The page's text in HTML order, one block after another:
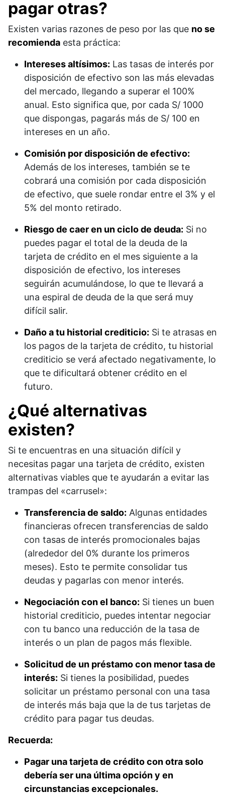
pagar otras?
Existen varias razones de peso por las que no se
recomienda esta práctica:
Intereses altísimos: Las tasas de interés por
disposición de efectivo son las más elevadas
del mercado, llegando a superar el 100%
anual. Esto significa que, por cada S/ 1000
que dispongas, pagarás más de S/ 100 en
intereses en un año.
Comisión por disposición de efectivo:
Además de los intereses, también se te
cobrará una comisión por cada disposición
de efectivo, que suele rondar entre el 3% y el
5% del monto retirado.
Riesgo de caer en un ciclo de deuda: Si no
puedes pagar el total de la deuda de la
tarjeta de crédito en el mes siguiente a la
disposición de efectivo, los intereses
seguirán acumulándose, lo que te llevará a
una espiral de deuda de la que será muy
difícil salir.
Daño a tu historial crediticio: Si te atrasas en
los pagos de la tarjeta de crédito, tu historial
crediticio se verá afectado negativamente, lo
que te dificultará obtener crédito en el
futuro.
¿Qué alternativas
existen?
Si te encuentras en una situación difícil y
necesitas pagar una tarjeta de crédito, existen
alternativas viables que te ayudarán a evitar las
trampas del «carrusel»:
Transferencia de saldo: Algunas entidades
financieras ofrecen transferencias de saldo
con tasas de interés promocionales bajas
(alrededor del 0% durante los primeros
meses). Esto te permite consolidar tus
deudas y pagarlas con menor interés.
Negociación con el banco: Si tienes un buen
historial crediticio, puedes intentar negociar
con tu banco una reducción de la tasa de
interés o un plan de pagos más flexible.
Solicitud de un préstamo con menor tasa de
interés: Si tienes la posibilidad, puedes
solicitar un préstamo personal con una tasa
de interés más baja que la de tus tarjetas de
crédito para pagar tus deudas.
Recuerda:
Pagar una tarjeta de crédito con otra solo
debería ser una última opción y en
circunstancias excepcionales.